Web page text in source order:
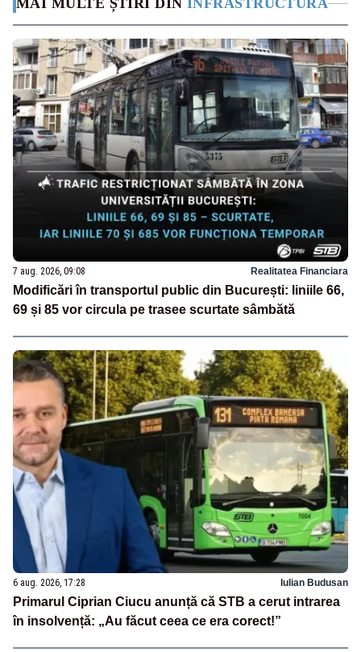
MAI MULTE ȘTIRI DIN INFRASTRUCTURĂ
7 aug. 2026, 09:08 Realitatea Financiara
Modificări în transportul public din București: liniile 66,
69 și 85 vor circula pe trasee scurtate sâmbătă
6 aug. 2026, 17:28 Iulian Budusan
Primarul Ciprian Ciucu anunță că STB a cerut intrarea
în insolvență: „Au făcut ceea ce era corect!”